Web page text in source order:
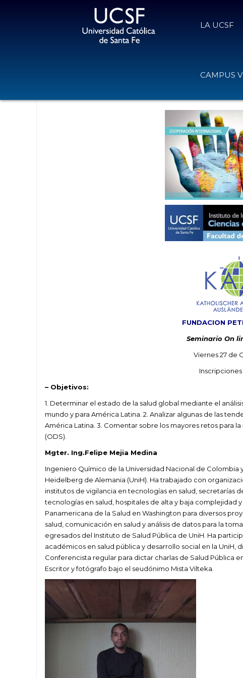
LA UCSF
CAMPUS
FUNDACION
Seminario On
Viernes 27 de
Inscripciones
– Objetivos:
1. Determinar el estado de la salud global mediante el
mundo y para América Latina. 2. Analizar algunas de las
América Latina. 3. Comentar sobre los mayores retos para
(ODS).
Mgter. Ing.Felipe Mejia Medina
Ingeniero Químico de la Universidad Nacional de Colombia
Heidelberg de Alemania (UniH). Ha trabajado con
institutos de vigilancia en tecnologías en salud, secretarías
tecnologías en salud, hospitales de alta y baja complejidad
Panamericana de la Salud en Washington para diversos
salud, comunicación en salud y análisis de datos para la
egresados del Instituto de Salud Pública de UniH. Ha
académicos en salud pública y desarrollo social en la UniH,
Conferencista regular para dictar charlas de Salud Pública
Escritor y fotógrafo bajo el seudónimo Mista Vilteka.